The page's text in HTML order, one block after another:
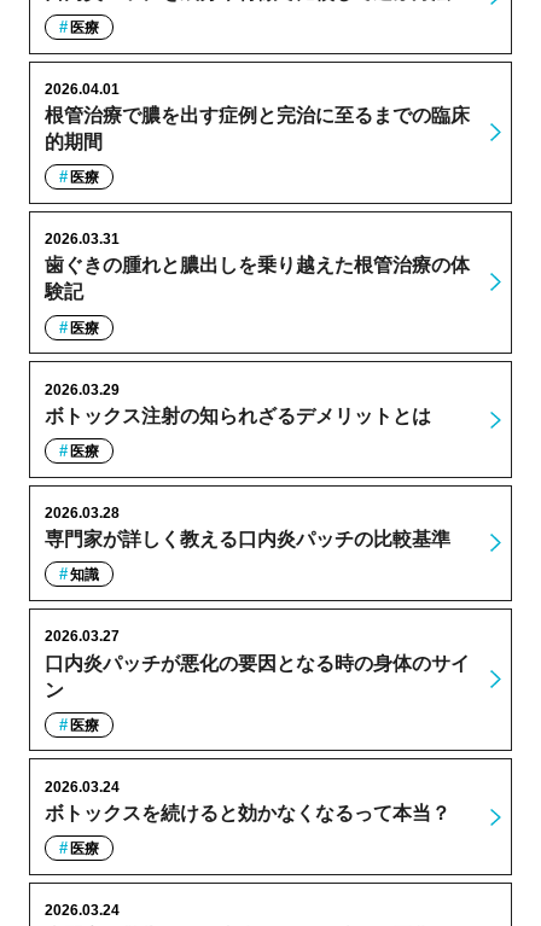
医療
根管治療で膿を出す症例と完治に至るまでの臨床
的期間
2026.04.01
医療
歯ぐきの腫れと膿出しを乗り越えた根管治療の体
験記
2026.03.31
医療
ボトックス注射の知られざるデメリットとは
2026.03.29
医療
専門家が詳しく教える口内炎パッチの比較基準
2026.03.28
知識
口内炎パッチが悪化の要因となる時の身体のサイ
ン
2026.03.27
医療
ボトックスを続けると効かなくなるって本当？
2026.03.24
医療
2026.03.24